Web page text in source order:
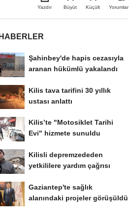
Yazdır Büyüt Küçült Yorumlar
Şahinbey'de hapis cezasıyla
aranan hükümlü yakalandı
Kilis tava tarifini 30 yıllık
ustası anlattı
Kilis’te "Motosiklet Tarihi
Evi" hizmete sunuldu
Kilisli depremzededen
yetkililere yardım çağrısı
Gaziantep'te sağlık
alanındaki projeler görüşüldü